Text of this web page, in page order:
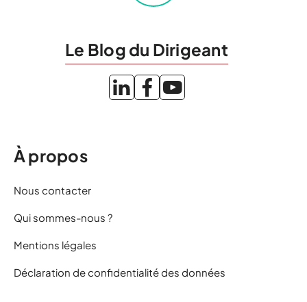
Le Blog du Dirigeant
À propos
Nous contacter
Qui sommes-nous ?
Mentions légales
Déclaration de confidentialité des données